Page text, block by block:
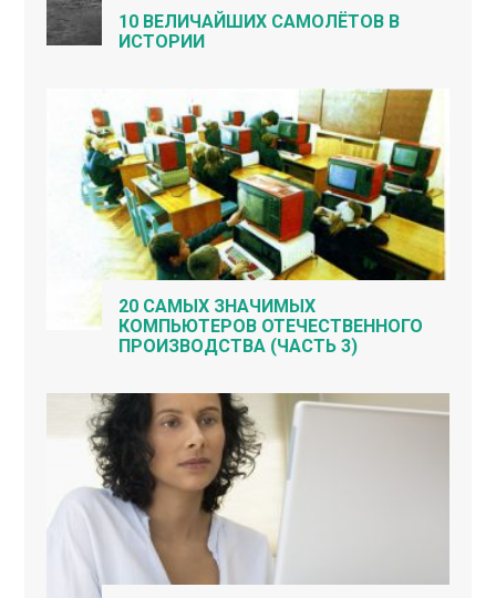
10 ВЕЛИЧАЙШИХ САМОЛЁТОВ В
ИСТОРИИ
20 САМЫХ ЗНАЧИМЫХ
КОМПЬЮТЕРОВ ОТЕЧЕСТВЕННОГО
ПРОИЗВОДСТВА (ЧАСТЬ 3)